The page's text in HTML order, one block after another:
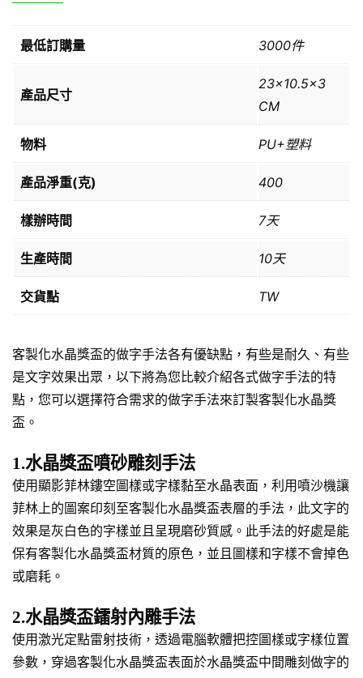
最低訂購量 3000件
產品尺寸
23×10.5×3
CM
物料 PU+塑料
產品淨重(克) 400
樣辦時間 7天
生產時間 10天
交貨點 TW
客製化水晶獎盃的做字手法各有優缺點，有些是耐久、有些
是文字效果出眾，以下將為您比較介紹各式做字手法的特
點，您可以選擇符合需求的做字手法來訂製客製化水晶獎
盃。
1.水晶獎盃噴砂雕刻手法
使用顯影菲林鏤空圖樣或字樣黏至水晶表面，利用噴沙機讓
菲林上的圖案印刻至客製化水晶獎盃表層的手法，此文字的
效果是灰白色的字樣並且呈現磨砂質感。此手法的好處是能
保有客製化水晶獎盃材質的原色，並且圖樣和字樣不會掉色
或磨耗。
2.水晶獎盃鐳射內雕手法
使用激光定點雷射技術，透過電腦軟體把控圖樣或字樣位置
參數，穿過客製化水晶獎盃表面於水晶獎盃中間雕刻做字的